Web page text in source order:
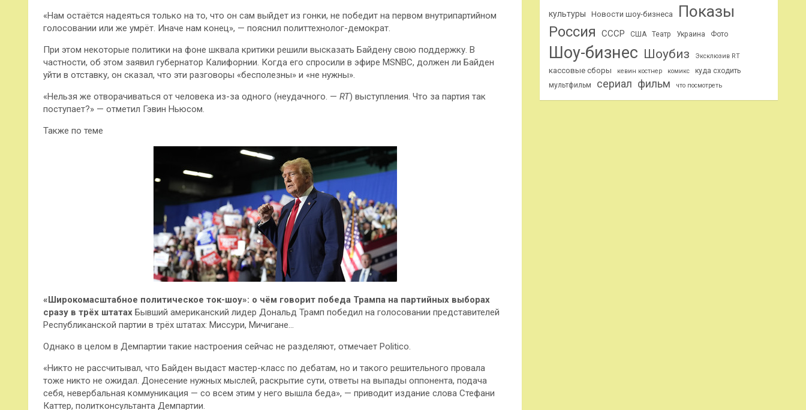
«Нам остаётся надеяться только на то, что он сам выйдет из гонки, не победит на первом внутрипартийном
голосовании или же умрёт. Иначе нам конец», — пояснил политтехнолог-демократ.
При этом некоторые политики на фоне шквала критики решили высказать Байдену свою поддержку. В
частности, об этом заявил губернатор Калифорнии. Когда его спросили в эфире MSNBC, должен ли Байден
уйти в отставку, он сказал, что эти разговоры «бесполезны» и «не нужны».
«Нельзя же отворачиваться от человека из-за одного (неудачного. — RT) выступления. Что за партия так
поступает?» — отметил Гэвин Ньюсом.
Также по теме
«Широкомасштабное политическое ток-шоу»: о чём говорит победа Трампа на партийных выборах
сразу в трёх штатах Бывший американский лидер Дональд Трамп победил на голосовании представителей
Республиканской партии в трёх штатах: Миссури, Мичигане…
Однако в целом в Демпартии такие настроения сейчас не разделяют, отмечает Politico.
«Никто не рассчитывал, что Байден выдаст мастер-класс по дебатам, но и такого решительного провала
тоже никто не ожидал. Донесение нужных мыслей, раскрытие сути, ответы на выпады оппонента, подача
себя, невербальная коммуникация — со всем этим у него вышла беда», — приводит издание слова Стефани
Каттер, политконсультанта Демпартии.
культуры Новости шоу-бизнеса Показы
Россия СССР США Театр Украина Фото
Шоу-бизнес Шоубиз Эксклюзив RT
кассовые сборы кевин костнер комикс
куда сходить
мультфильм
сериал фильм что посмотреть